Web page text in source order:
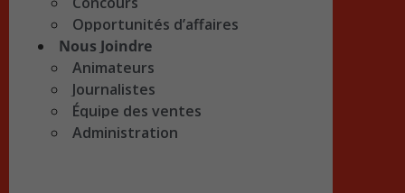
Opportunités d’affaires
Nous Joindre
Animateurs
Journalistes
Équipe des ventes
Administration